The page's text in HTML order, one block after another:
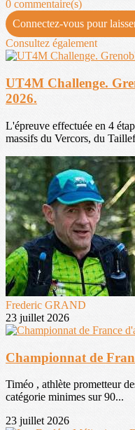
0 commentaire(s)
Connectez-vous pour
Consultez également
UT4M Challenge.
2026.
L'épreuve effectuée en 4
massifs du Vercors, du
Frederic GRAND
23 juillet 2026
Championnat de
Timéo , athlète prometteur
catégorie minimes sur 90...
23 juillet 2026